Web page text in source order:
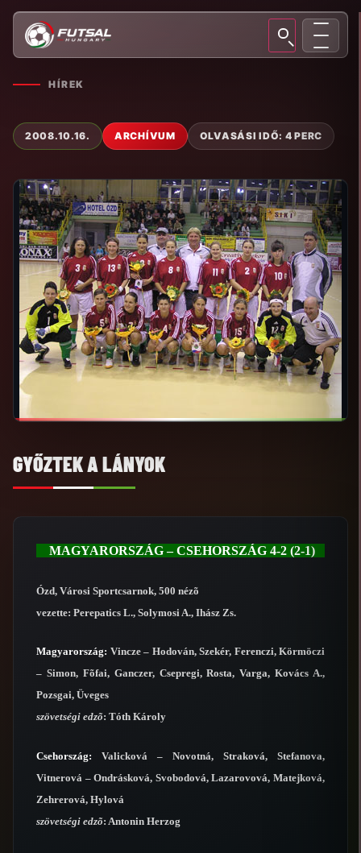
HÍREK
2008.10.16. ARCHÍVUM OLVASÁSI IDŐ: 4 PERC
GYŐZTEK A LÁNYOK
MAGYARORSZÁG – CSEHORSZÁG 4-2 (2-1)
Ózd, Városi Sportcsarnok, 500 nézõ
vezette: Perepatics L., Solymosi A., Ihász Zs.
Magyarország: Vincze – Hodován, Szekér, Ferenczi, Körmöczi
– Simon, Fõfai, Ganczer, Csepregi, Rosta, Varga, Kovács A.,
Pozsgai, Üveges
szövetségi edzõ: Tóth Károly
Csehország: Valicková – Novotná, Straková, Stefanova,
Vitnerová – Ondrásková, Svobodová, Lazarovová, Matejková,
Zehrerová, Hylová
szövetségi edzõ: Antonin Herzog